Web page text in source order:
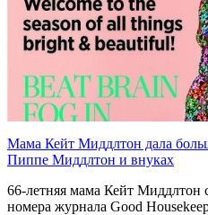
Мама Кейт Миддлтон дала
Пиппе Миддлтон и внуках
66-летняя мама Кейт Миддлтон
номера журнала Good